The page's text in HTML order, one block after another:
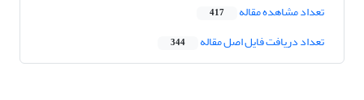
تعداد مشاهده مقاله 417
تعداد دریافت فایل اصل مقاله 344